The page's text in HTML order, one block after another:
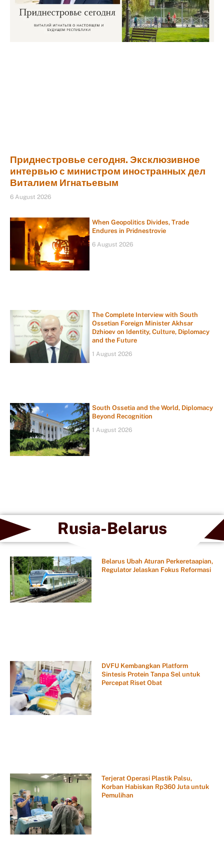
Приднестровье сегодня. Эксклюзивное
интервью с министром иностранных дел
Виталием Игнатьевым
6 August 2026
When Geopolitics Divides, Trade
Endures in Pridnestrovie
6 August 2026
The Complete Interview with South
Ossetian Foreign Minister Akhsar
Dzhioev on Identity, Culture, Diplomacy
and the Future
1 August 2026
South Ossetia and the World, Diplomacy
Beyond Recognition
1 August 2026
Rusia-Belarus
Belarus Ubah Aturan Perkeretaapian,
Regulator Jelaskan Fokus Reformasi
DVFU Kembangkan Platform
Sintesis Protein Tanpa Sel untuk
Percepat Riset Obat
Terjerat Operasi Plastik Palsu,
Korban Habiskan Rp360 Juta untuk
Pemulihan